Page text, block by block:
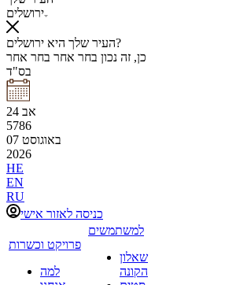
ירושלים
העיר שלך היא ירושלים?
כן, זה נכון בחר אחר בחר אחר
בס"ד
24 אב
5786
07 באוגוסט
2026
HE
EN
RU
כניסה לאזור אישי
פרויקט וכשרות
למה
למשתמשים
שאלון
הקונה